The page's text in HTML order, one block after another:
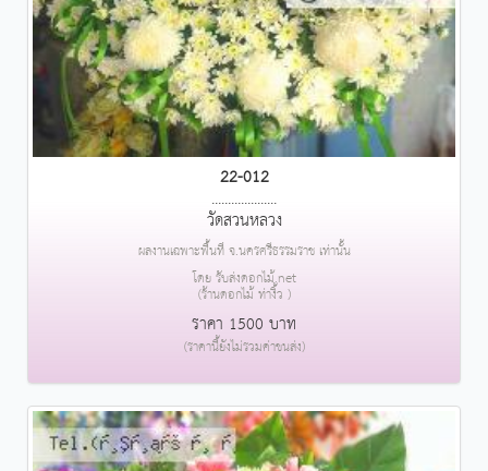
22-012
....................
วัดสวนหลวง
ผลงานเฉพาะพื้นที่ จ.นครศรีธรรมราช เท่านั้น
โดย รับส่งดอกไม้.net
(ร้านดอกไม้ ท่างิ้ว )
ราคา 1500 บาท
(ราคานี้ยังไม่รวมค่าขนส่ง)